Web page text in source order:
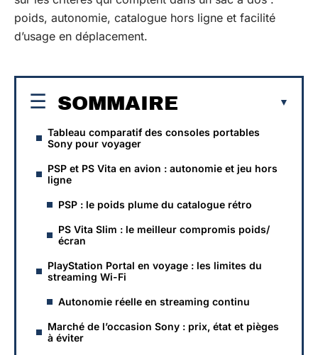
poids, autonomie, catalogue hors ligne et facilité
d’usage en déplacement.
SOMMAIRE
Tableau comparatif des consoles portables
Sony pour voyager
PSP et PS Vita en avion : autonomie et jeu hors
ligne
PSP : le poids plume du catalogue rétro
PS Vita Slim : le meilleur compromis poids/
écran
PlayStation Portal en voyage : les limites du
streaming Wi-Fi
Autonomie réelle en streaming continu
Marché de l’occasion Sony : prix, état et pièges
à éviter